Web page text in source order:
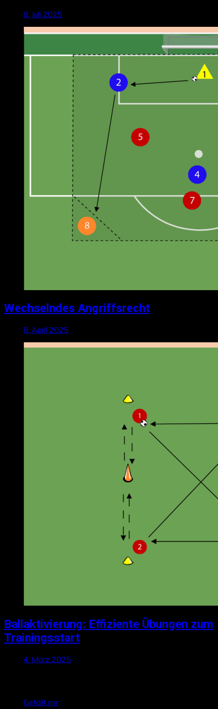
8. Juli 2025
Wechselndes Angriffsrecht
8. April 2025
Ballaktivierung: Effiziente Übungen zum
Trainingsstart
4. März 2025
Gefällt mir